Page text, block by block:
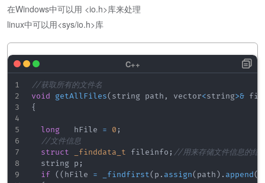
在Windows中可以用 <io.h>库来处理
linux中可以用<sys/io.h>库
//获取所有的文件名
void
getAllFiles( string path , vector<string>&
{
long
   hFile
= 0 ;
//文件信息
struct
_finddata_t fileinfo ; //用来存储文件信息
	string p
;
if ( ( hFile = _findfirst( p . assign( path ) . append(